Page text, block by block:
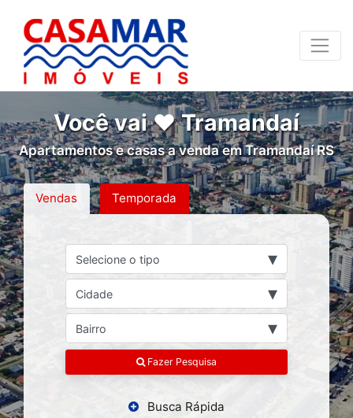
Você vai ❤ Tramandaí
Apartamentos e casas a venda em Tramandaí RS
Vendas Temporada
Selecione o tipo ▾
Cidade ▾
Bairro ▾
Fazer Pesquisa
Busca Rápida